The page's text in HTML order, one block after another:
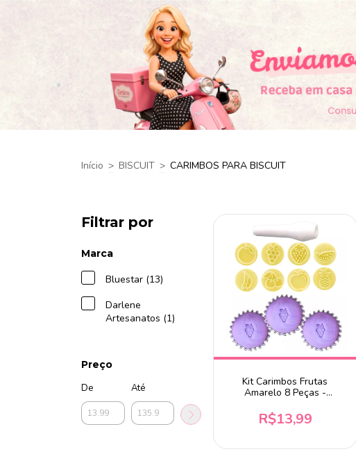
Início > BISCUIT > CARIMBOS PARA BISCUIT
Filtrar por
Marca
Bluestar (13)
Darlene
Artesanatos (1)
Preço
De
Até
Kit Carimbos Frutas
Amarelo 8 Peças -
R$13,99